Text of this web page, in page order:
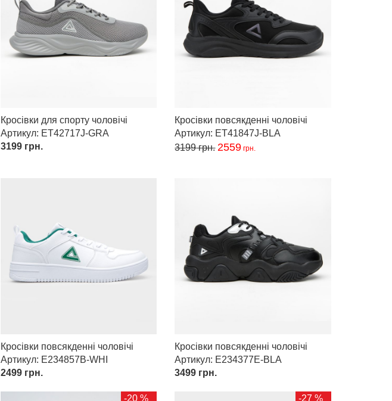
Кросівки для спорту чоловічі
Артикул: ET42717J-GRA
3199грн.
Кросівки повсякденні чоловічі
Артикул: ET41847J-BLA
3199грн. 2559 грн.
Кросівки повсякденні чоловічі
Артикул: E234857B-WHI
2499грн.
Кросівки повсякденні чоловічі
Артикул: E234377E-BLA
3499 грн.
-20 % -27 %